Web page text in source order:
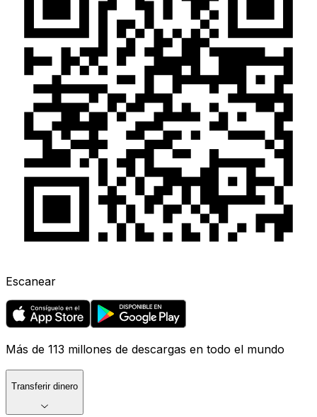
Escanear
Más de 113 millones de descargas en todo el mundo
Transferir dinero